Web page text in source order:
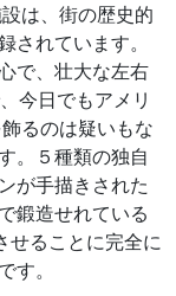
は、街の歴史的
れています。
で、壮大な左右
今日でもアメリ
るのは疑いもな
。５種類の独自
が手描きされた
鍛造せれている
せることに完全に
。